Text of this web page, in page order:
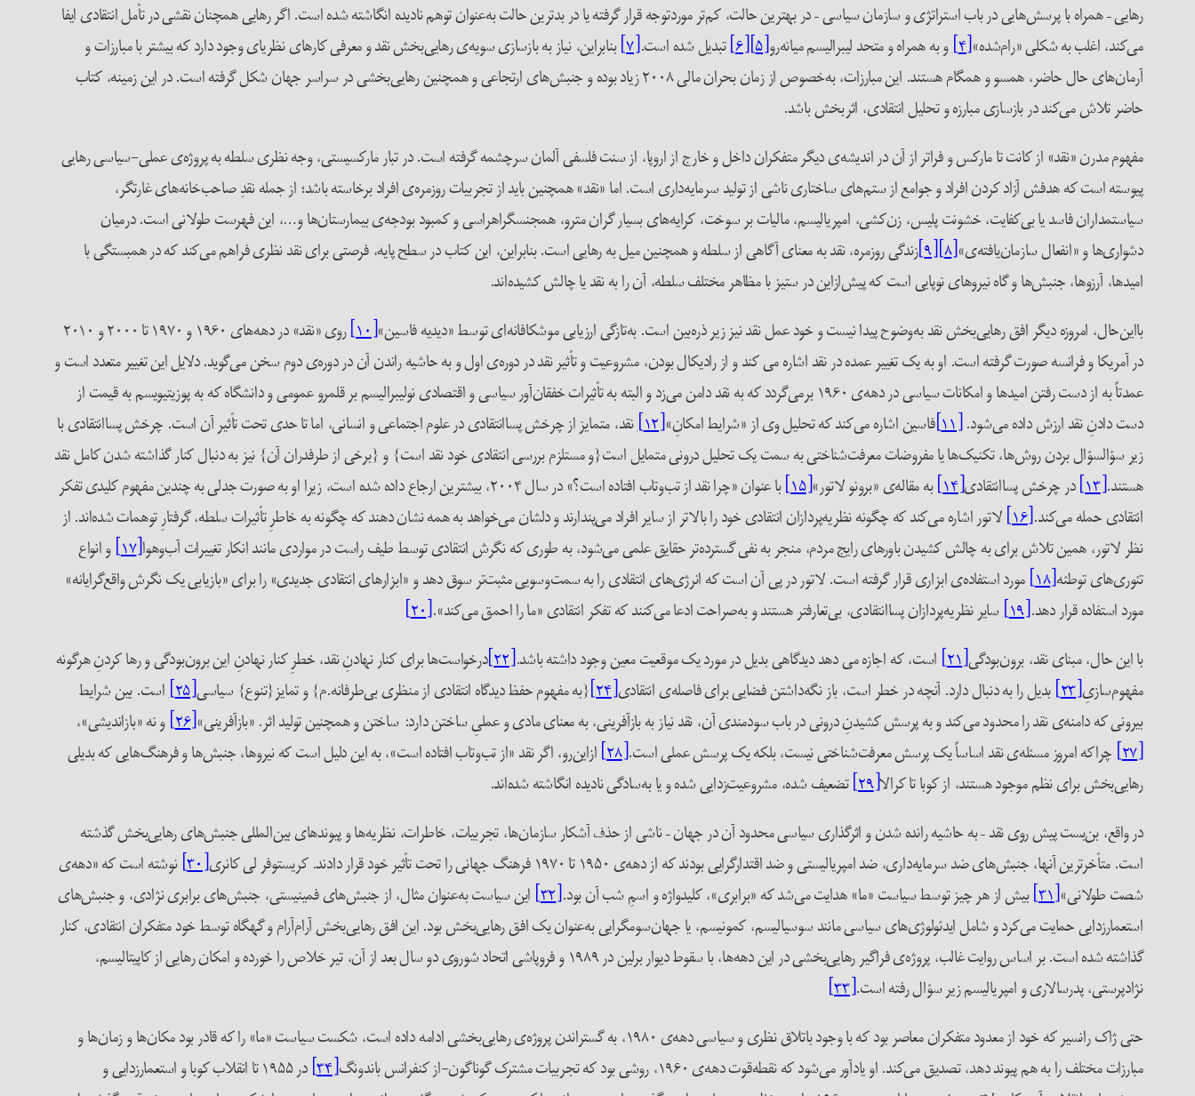
رهایی – همراه با پرسش‌هایی در باب استراتژی و سازمان سیاسی – در بهترین حالت، کم‌تر موردتوجه قرار گرفته یا در بدترین حالت به‌عنوان توهم نادیده انگاشته شده است. اگر رهایی همچنان نقشی در تأمل انتقادی ایفا
می‌کند، اغلب به شکلی «رام‌شده»[۴] و به همراه و متحد لیبرالیسم میانه‌رو[۵] [۶] تبدیل شده است.[۷] بنابراین، نیاز به بازسازی سویه‌ی رهایی‌بخش نقد و معرفی کارهای نظری­ای وجود دارد که بیشتر با مبارزات و
آرمان‌های حال حاضر، همسو و همگام هستند. این مبارزات، به‌خصوص از زمان بحران مالی ۲۰۰۸ زیاد بوده و جنبش‌های ارتجاعی و همچنین رهایی‌بخشی در سراسر جهان شکل گرفته است. در این زمینه، کتاب
حاضر تلاش می‌کند در بازسازی مبارزه و تحلیل انتقادی، اثربخش باشد.
مفهوم مدرن «نقد» از کانت تا مارکس و فراتر از آن در اندیشه‌ی دیگر متفکران داخل و خارج از اروپا، از سنت فلسفی آلمان سرچشمه گرفته است. در تبار مارکسیستی، وجه نظری سلطه به پروژه‌ی عملی-سیاسی رهایی
پیوسته است که هدفش آزاد کردن افراد و جوامع از ستم‌های ساختاری ناشی از تولید سرمایه‌داری است. اما «نقد» همچنین باید از تجربیات روزمره‌ی افراد برخاسته باشد؛ از جمله نقدِ صاحب‌خانه‌های غارتگر،
سیاستمداران فاسد یا بی‌کفایت، خشونت پلیس، زن‌کشی، امپریالیسم، مالیات بر سوخت، کرایه‌های بسیار گران مترو، همجنسگراهراسی و کمبود بودجه‌ی بیمارستان‌ها و…، این فهرست طولانی است. درمیان
دشواری‌ها و «انفعال سازمان‌یافته‌ی»[۸] [۹] ‌زندگی روزمره، نقد به معنای آگاهی از سلطه و همچنین میل به رهایی است. بنابراین، این کتاب در سطح پایه، فرصتی برای نقد نظری فراهم می‌کند که در همبستگی با
امیدها، آرزوها، جنبش‌ها و گاه نیروهای نوپایی است که پیش‌ازاین در ستیز با مظاهر مختلف سلطه، آن را به نقد یا چالش کشیده‌اند.
بااین‌حال، امروزه دیگر افق رهایی­‌بخش نقد به‌وضوح پیدا نیست و خود عمل نقد نیز زیر ذره‌بین است. به‌تازگی ارزیابی موشکافانه‌ای توسط «دیدیه فاسین»[۱۰]
روی «نقد» در دهه‌های ۱۹۶۰ و ۱۹۷۰ تا ۲۰۰۰ و ۲۰۱۰
در آمریکا و فرانسه صورت گرفته است. او به یک تغییر عمده در نقد اشاره می کند و از رادیکال بودن، مشروعیت و تأثیر نقد در دوره‌ی اول و به حاشیه راندن آن در دوره‌ی دوم سخن می‌گوید. دلایل این تغییر متعدد است و
عمدتاً به از دست رفتن امیدها و امکانات سیاسی در دهه‌ی ۱۹۶۰ برمی‌گردد که به نقد دامن می‌زد و البته به تأثیرات خفقان‌آور سیاسی و اقتصادی نولیبرالیسم بر قلمرو عمومی و دانشگاه که به پوزیتیویسم به قیمت از
دست دادنِ نقد ارزش داده می‌شود.[۱۱] فاسین اشاره می‌کند که تحلیل وی از «شرایط امکانِ»[۱۲]
نقد، متمایز از چرخش پساانتقادی در علوم اجتماعی و انسانی، اما تا حدی تحت تأثیر آن است. چرخش پساانتقادی با
زیر سؤالسؤال بردن روش‌ها، تکنیک‌ها یا مفروضات معرفت‌شناختی به سمت یک تحلیل درونی متمایل است{و مستلزم بررسی انتقادی خود نقد است} و {برخی از طرفدران آن} نیز به دنبال کنار گذاشته شدن کامل نقد
هستند.[۱۳] در چرخش پساانتقادی[۱۴] به مقاله‌ی «برونو لاتور»[۱۵]
با عنوان «چرا نقد از تب‌و‌تاب افتاده است؟» در سال ۲۰۰۴، بیشترین ارجاع داده شده است، زیرا او به صورت جدلی به چندین مفهوم کلیدی تفکر
انتقادی حمله می‌کند.[۱۶]
لاتور اشاره می‌کند که چگونه نظریه‌پردازان انتقادی خود را بالاتر از سایر افراد می‌پندارند و دلشان می‌خواهد به همه نشان دهند که چگونه به خاطرِ تأثیرات سلطه، گرفتارِ توهمات شده‌اند. از
نظر لاتور، همین تلاش برای به چالش کشیدن باورهای رایج مردم، منجر به نفی گسترده‌تر حقایق علمی می‌شود، به طوری که نگرش انتقادی توسط طیف راست در مواردی مانند انکار تغییرات آب‌و‌هوا[۱۷]
و انواع
تئوری‌های توطئه[۱۸]
مورد استفاده‌ی ابزاری قرار گرفته است. لاتور در پی آن است که انرژی‌های انتقادی را به سمت‌و‌سویی مثبت‌تر سوق دهد و «ابزارهای انتقادی جدیدی» را برای «بازیابی یک نگرش واقع‌گرایانه»
مورد استفاده قرار دهد.[۱۹] سایر نظریه‌پردازان پساانتقادی، بی‌تعارف­تر هستند و به‌صراحت ادعا می‌کنند که تفکر انتقادی «ما را احمق می‌کند».[۲۰]
با این حال، مبنای نقد، برون‌بودگی[۲۱] است، که اجازه می دهد دیدگاهی بدیل در مورد یک موقعیت معین وجود داشته باشد.[۲۲]
درخواست‌ها برای کنار نهادنِ نقد، خطرِ کنار نهادنِ این برون‌بودگی و رها کردنِ هرگونه
مفهوم‌سازیِ[۲۳] بدیل را به دنبال دارد. آنچه در خطر است، باز نگه‌داشتن فضایی برای فاصله‌ی انتقادی[۲۴] {به مفهوم حفظ دیدگاه انتقادی از منظری بی‌طرفانه.م} و تمایز{تنوع} سیاسی[۲۵]
است. بین شرایط
بیرونی که دامنه‌ی نقد را محدود می‌کند و به پرسش کشیدنِ درونی در باب سودمندی آن، نقد نیاز به بازآفرینی، به معنای مادی و عملیِ ساختن دارد: ساختن و همچنین تولید اثر. «بازآفرینی»[۲۶]
و نه «بازاندیشی»،
[۲۷]
چراکه امروز مسئله‌ی نقد اساساً یک پرسش معرفت‌شناختی نیست، بلکه یک پرسش عملی است.[۲۸]
از‌این‌رو، اگر نقد «از تب‌وتاب افتاده است»، به این دلیل است که نیروها، جنبش‌ها و فرهنگ‌هایی که بدیلی
رهایی‌بخش برای نظم موجود هستند، از کوبا تا کرالا[۲۹]
تضعیف شده، مشروعیت‌زدایی شده‌ و یا به‌سادگی نادیده انگاشته شده‌اند.
در واقع، بن‌بست پیش روی نقد – به حاشیه رانده شدن و اثرگذاری سیاسی محدود آن در جهان – ناشی از حذف آشکار سازمان‌ها، تجربیات، خاطرات، نظریه‌ها و پیوندهای بین‌المللی جنبش‌های رهایی‌بخش گذشته
است. متأخرترین آنها، جنبش‌های ضد سرمایه‌داری، ضد امپریالیستی و ضد اقتدارگرایی بودند که از دهه‌ی ۱۹۵۰ تا ۱۹۷۰ فرهنگ جهانی را تحت تأثیر خود قرار دادند. کریستوفر لی کانری
[۳۰]
نوشته است که «دهه‌ی
شصت‌ طولانی»[۳۱] بیش از هر چیز توسط سیاست «ما» هدایت می‌شد که «برابری»، کلیدواژه و اسمِ شب آن بود.[۳۲]
این سیاست به‌عنوان مثال، از جنبش‌های فمینیستی، جنبش‌های برابری نژادی، و جنبش‌های
استعمارزدایی حمایت می‌کرد و شامل ایدئولوژی‌های سیاسی مانند سوسیالیسم، کمونیسم، یا جهان‌سوم­گرایی به‌عنوان یک افق رهایی‌بخش بود. این افق رهایی‌بخش آرام‌آرام و گهگاه توسط خود متفکران انتقادی، کنار
گذاشته شده است. بر اساس روایت غالب، پروژه‌ی فراگیر رهایی‌بخشی در این دهه‌ها، با سقوط دیوار برلین در ۱۹۸۹ و فروپاشی اتحاد شوروی دو سال بعد از آن، تیر خلاص را خورده و امکان رهایی از کاپیتالیسم،
نژادپرستی، پدرسالاری و امپریالیسم زیر سؤال رفته است.[۳۳]
حتی ژاک رانسیر که خود از معدود متفکران معاصر بود که با وجود باتلاق نظری و سیاسی دهه‌ی ۱۹۸۰، به گستراندن پروژه‌ی رهایی‌بخشی ادامه داده است، شکست سیاست «ما» را که قادر بود مکان‌ها و زمان‌ها و
مبارزات مختلف را به هم پیوند دهد، تصدیق می‌کند. او یادآور می‌شود که نقطه‌قوت دهه‌ی ۱۹۶۰، روشی بود که تجربیات مشترک گوناگون-از کنفرانس باندونگ
[۳۴]
در ۱۹۵۵ تا انقلاب کوبا و استعمارزدایی و